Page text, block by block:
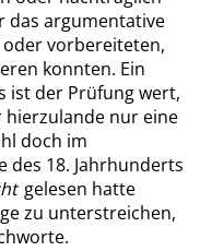
das argumentative
vorbereiteten,
konnten. Ein
ist der Prüfung wert,
hierzulande nur eine
doch im
des 18. Jahrhunderts
gelesen hatte
zu unterstreichen,